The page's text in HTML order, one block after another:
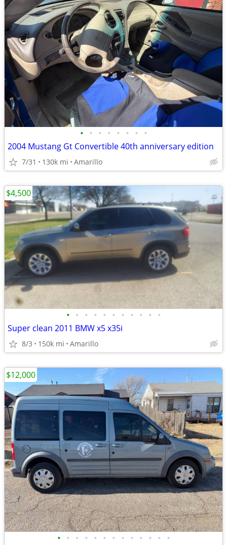
• • • • • • • •
2004 Mustang Gt Convertible 40th anniversary edition
7/31 130k mi Amarillo
• • • • • • • • • • •
Super clean 2011 BMW x5 x35i
8/3 150k mi Amarillo
$4,500
• • • • • • • • • • • • •
$12,000